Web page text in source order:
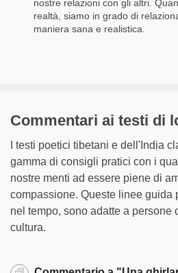
nostre relazioni con gli altri.
realtà, siamo in grado di
maniera sana e realistica.
Commentari ai testi di
I testi poetici tibetani e dell'India
gamma di consigli pratici con i
nostre menti ad essere piene di
compassione. Queste linee guida
nel tempo, sono adatte a persone
cultura.